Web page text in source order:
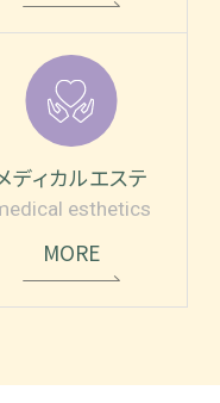
ディカルエステ
esthetics
MORE